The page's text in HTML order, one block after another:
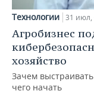
Технологии 31 июл,
Агробизнес
хозяйство
Зачем
чего начать